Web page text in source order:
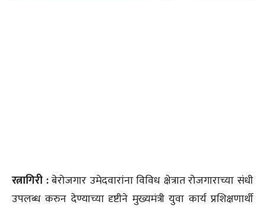
रत्नागिरी :बेरोजगार उमेदवारांना विविध क्षेत्रात रोजगाराच्या संधी
उपलब्ध करुन देण्याच्या दृष्टीने मुख्यमंत्री युवा कार्य प्रशिक्षणार्थी